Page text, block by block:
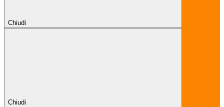
Chiudi
Chiudi